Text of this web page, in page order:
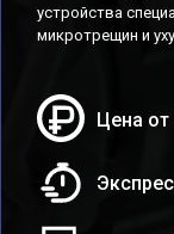
устройства
микротрещин и
Цена от